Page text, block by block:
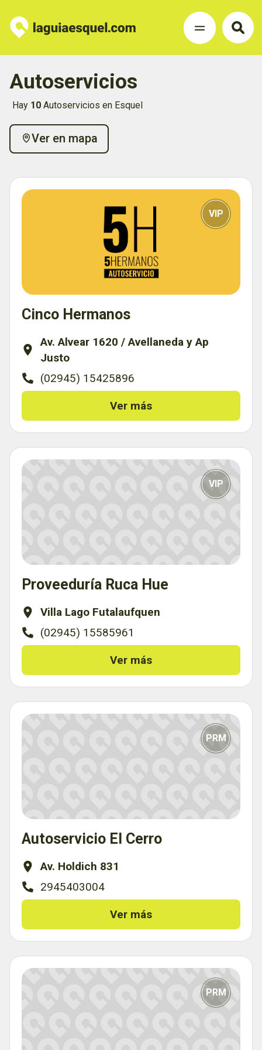
Autoservicios
Hay 10 Autoservicios en Esquel
Ver en mapa
VIP
Cinco Hermanos
Av. Alvear 1620 / Avellaneda y Ap
Justo
(02945) 15425896
Ver más
VIP
Proveeduría Ruca Hue
Villa Lago Futalaufquen
(02945) 15585961
Ver más
PRM
Autoservicio El Cerro
Av. Holdich 831
2945403004
Ver más
PRM